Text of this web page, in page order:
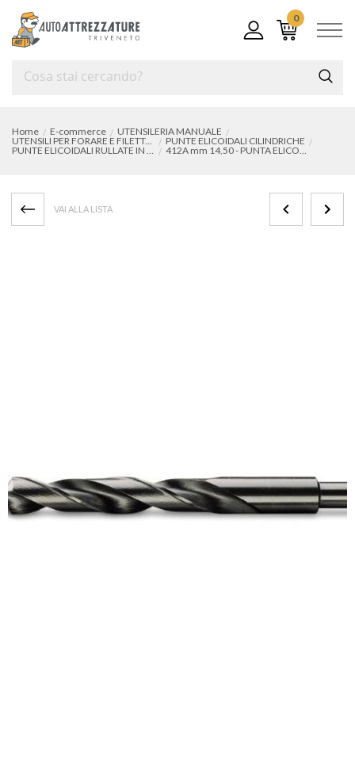
0
Home E-commerce
UTENSILERIA MANUALE
UTENSILI PER FORARE E FILETTARE
PUNTE ELICOIDALI CILINDRICHE
PUNTE ELICOIDALI RULLATE IN ACCIAIO HSS CON CODOLO RIDOTTO
412A mm 14,50 - PUNTA ELICOIDALE SERIE CORTA
VAI ALLA LISTA